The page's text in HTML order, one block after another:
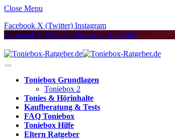
Close Menu
Facebook X (Twitter) Instagram
Facebook X (Twitter) InstagramYouTube
Toniebox Grundlagen
Toniebox 2
Tonies & Hörinhalte
Kaufberatung & Tests
FAQ Toniebox
Toniebox Hilfe
Eltern Ratgeber